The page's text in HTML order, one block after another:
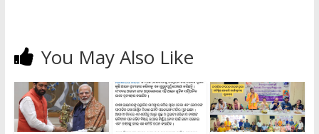
You May Also Like